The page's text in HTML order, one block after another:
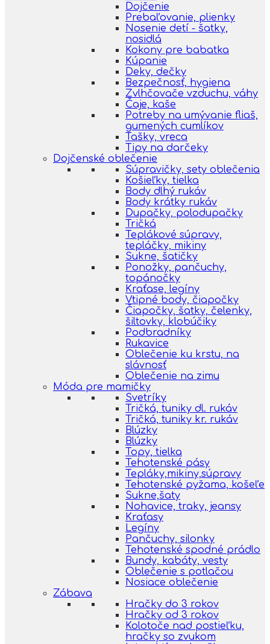
Dojčenie
Prebaľovanie, plienky
Nosenie detí - šatky,
nosidlá
Kokony pre babatka
Kúpanie
Deky, dečky
Bezpečnosť, hygiena
Zvlhčovače vzduchu, váhy
Čaje, kaše
Potreby na umývanie fliaš,
gumených cumlíkov
Tašky, vreca
Tipy na darčeky
Dojčenské oblečenie
Súpravičky, sety oblečenia
Košieľky, tielka
Body dlhý rukáv
Body krátky rukáv
Dupačky, polodupačky
Tričká
Teplákové súpravy,
tepláčky, mikiny
Sukne, šatičky
Ponožky, pančuchy,
topánočky
Kraťase, legíny
Vtipné body, čiapočky
Čiapočky, šatky, čelenky,
šiltovky, klobúčiky
Podbradníky
Rukavice
Oblečenie ku krstu, na
slávnosť
Oblečenie na zimu
Móda pre mamičky
Svetríky
Tričká, tuniky dl. rukáv
Tričká, tuniky kr. rukáv
Blúzky
Blúzky
Topy, tielka
Tehotenské pásy
Tepláky,mikiny,súpravy
Tehotenské pyžama, košeľe
Sukne,šaty
Nohavice, traky, jeansy
Kraťasy
Legíny
Pančuchy, silonky
Tehotenské spodné prádlo
Bundy, kabáty, vesty
Oblečenie s potlačou
Nosiace oblečenie
Zábava
Hračky do 3 rokov
Hračky od 3 rokov
Kolotoče nad postieľku,
hračky so zvukom